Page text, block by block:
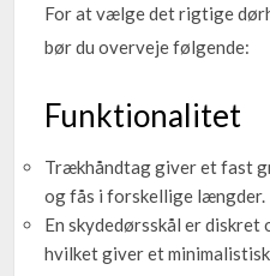
For at vælge det rigtige
bør du overveje følgende:
Funktionalitet
Trækhåndtag giver et fast
og fås i forskellige længder.
En skydedørsskål er
hvilket giver et